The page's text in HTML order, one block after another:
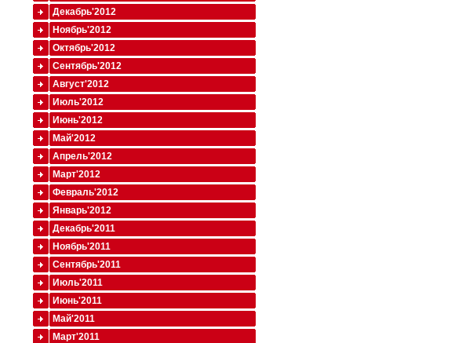
Декабрь'2012
Ноябрь'2012
Октябрь'2012
Сентябрь'2012
Август'2012
Июль'2012
Июнь'2012
Май'2012
Апрель'2012
Март'2012
Февраль'2012
Январь'2012
Декабрь'2011
Ноябрь'2011
Сентябрь'2011
Июль'2011
Июнь'2011
Май'2011
Март'2011